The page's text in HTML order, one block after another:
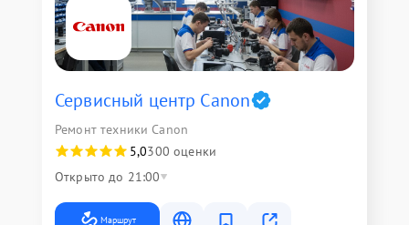
Сервисный центр Canon
Ремонт техники Canon
5,0300 оценки
Открыто до 21:00
Маршрут